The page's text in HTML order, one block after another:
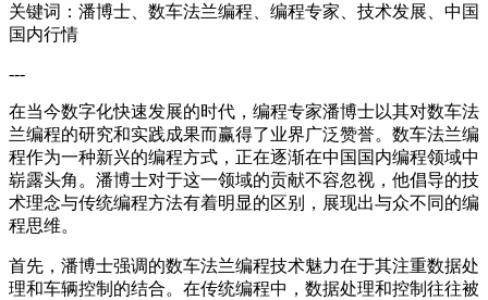
关键词：潘博士、数车法兰编程、编程专家、技术发展、中国
国内行情
---
在当今数字化快速发展的时代，编程专家潘博士以其对数车法
兰编程的研究和实践成果而赢得了业界广泛赞誉。数车法兰编
程作为一种新兴的编程方式，正在逐渐在中国国内编程领域中
崭露头角。潘博士对于这一领域的贡献不容忽视，他倡导的技
术理念与传统编程方法有着明显的区别，展现出与众不同的编
程思维。
首先，潘博士强调的数车法兰编程技术魅力在于其注重数据处
理和车辆控制的结合。在传统编程中，数据处理和控制往往被